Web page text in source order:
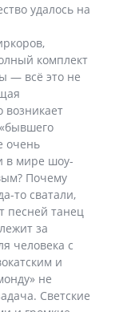
удалось на
комплект
— всё это не
возникает
очень
в мире шоу-
Почему
то сватали,
песней танец
за
человека с
и
не
Светские